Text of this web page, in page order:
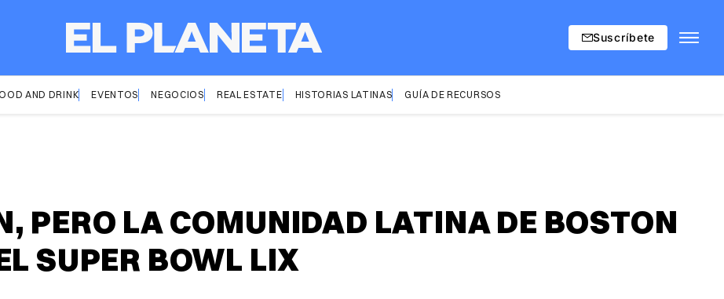
Suscríbete
AND DRINK EVENTOS NEGOCIOS REAL ESTATE HISTORIAS LATINAS GUÍA DE RECURSOS
PERO LA COMUNIDAD LATINA DE BOSTON
SUPER BOWL LIX